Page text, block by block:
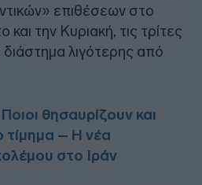
επιθέσεων στο
την Κυριακή, τις τρίτες
διάστημα λιγότερης από
Ποιοι θησαυρίζουν και
τίμημα – Η νέα
στο Ιράν